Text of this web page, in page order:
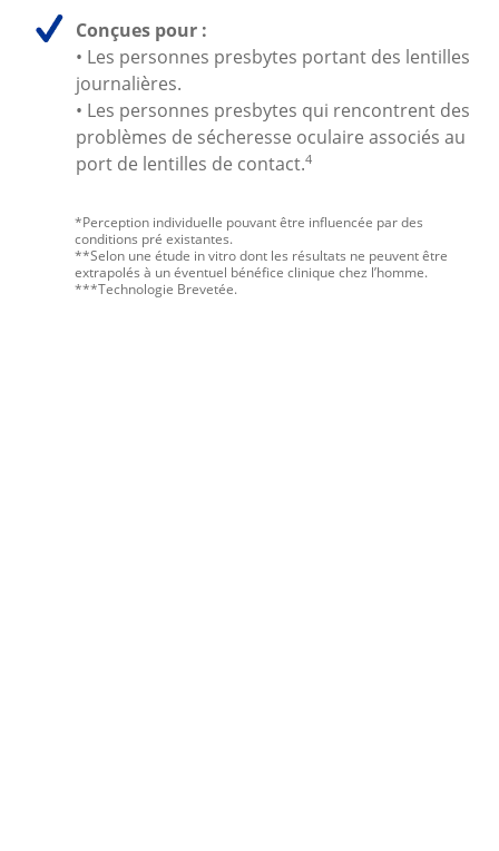
Conçues pour :
• Les personnes presbytes portant des lentilles
journalières.
• Les personnes presbytes qui rencontrent des
problèmes de sécheresse oculaire associés au
port de lentilles de contact.4
*Perception individuelle pouvant être influencée par des
conditions pré existantes.
**Selon une étude in vitro dont les résultats ne peuvent être
extrapolés à un éventuel bénéfice clinique chez l’homme.
***Technologie Brevetée.